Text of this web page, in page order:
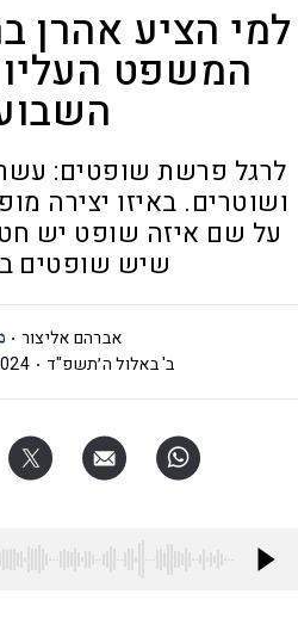
למי הציע אהרן
המשפט
לרגל פרשת שופטים:
ושוטרים. באיזו יצירה
על שם איזה שופט יש
שיש שופטים
אברהם אליצור
ב' באלול ה׳תשפ"ד